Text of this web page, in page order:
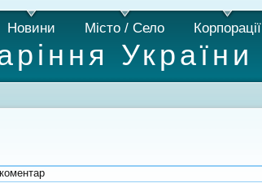
України
Новини Місто / Село Корпорації